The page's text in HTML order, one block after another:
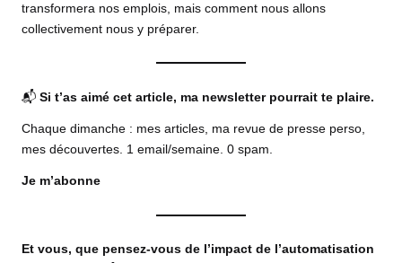
transformera nos emplois, mais comment nous allons
collectivement nous y préparer.
📬 Si t’as aimé cet article, ma newsletter pourrait te plaire.
Chaque dimanche : mes articles, ma revue de presse perso,
mes découvertes. 1 email/semaine. 0 spam.
Je m’abonne
Et vous, que pensez-vous de l’impact de l’automatisation